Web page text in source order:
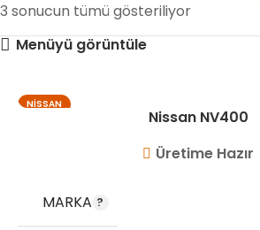
3 sonucun tümü gösteriliyor
Menüyü görüntüle
NISSAN
Nissan NV400
Üretime Hazır
MARKA